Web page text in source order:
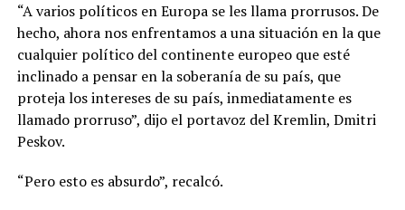
“A varios políticos en Europa se les llama prorrusos. De
hecho, ahora nos enfrentamos a una situación en la que
cualquier político del continente europeo que esté
inclinado a pensar en la soberanía de su país, que
proteja los intereses de su país, inmediatamente es
llamado prorruso”, dijo el portavoz del Kremlin, Dmitri
Peskov.
“Pero esto es absurdo”, recalcó.